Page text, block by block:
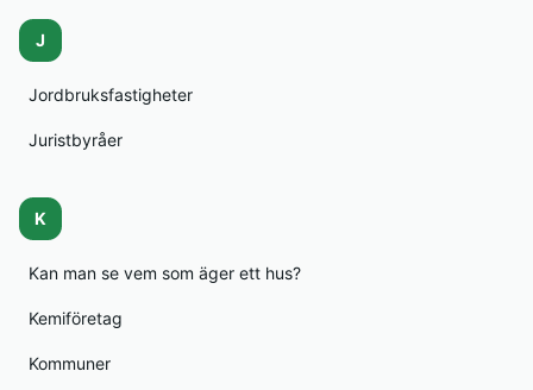
J
Jordbruksfastigheter
Juristbyråer
K
Kan man se vem som äger ett hus?
Kemiföretag
Kommuner